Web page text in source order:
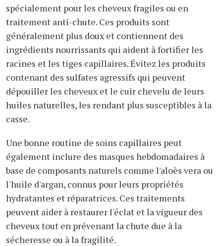
spécialement pour les cheveux fragiles ou en
traitement anti-chute. Ces produits sont
généralement plus doux et contiennent des
ingrédients nourrissants qui aident à fortifier les
racines et les tiges capillaires. Évitez les produits
contenant des sulfates agressifs qui peuvent
dépouiller les cheveux et le cuir chevelu de leurs
huiles naturelles, les rendant plus susceptibles à la
casse.
Une bonne routine de soins capillaires peut
également inclure des masques hebdomadaires à
base de composants naturels comme l'aloès vera ou
l'huile d'argan, connus pour leurs propriétés
hydratantes et réparatrices. Ces traitements
peuvent aider à restaurer l'éclat et la vigueur des
cheveux tout en prévenant la chute due à la
sécheresse ou à la fragilité.